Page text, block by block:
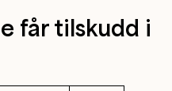
får tilskudd i